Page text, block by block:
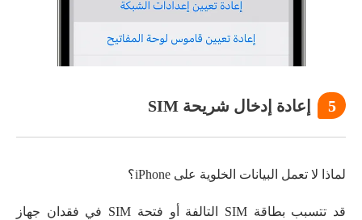
5 إعادة إدخال شريحة SIM
لماذا لا تعمل البيانات الخلوية على iPhone؟
قد تتسبب بطاقة SIM التالفة أو فتحة SIM في فقدان جهاز